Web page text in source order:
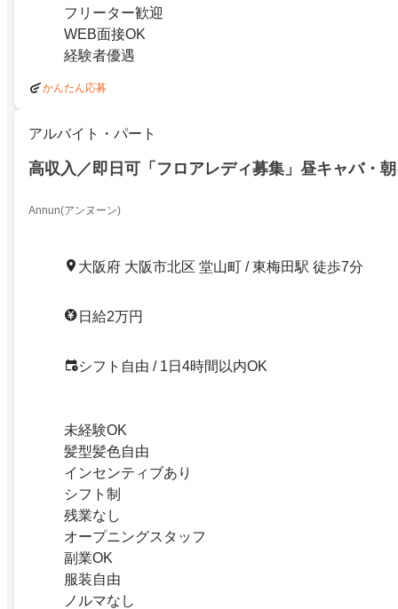
フリーター歓迎
WEB面接OK
経験者優遇
かんたん応募
アルバイト・パート
高収入／即日可「フロアレディ募集」昼キャバ・
Annun(アンヌーン)
大阪府 大阪市北区 堂山町 / 東梅田駅 徒歩7分
日給2万円
シフト自由 / 1日4時間以内OK
未経験OK
髪型髪色自由
インセンティブあり
シフト制
残業なし
オープニングスタッフ
副業OK
服装自由
ノルマなし